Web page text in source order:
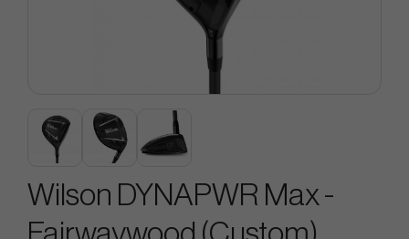
Wilson DYNAPWR Max -